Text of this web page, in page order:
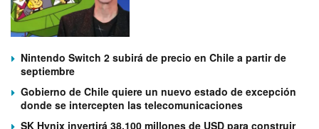
Nintendo Switch 2 subirá de precio en Chile a partir de
septiembre
Gobierno de Chile quiere un nuevo estado de excepción
donde se intercepten las telecomunicaciones
SK Hynix invertirá 38.100 millones de USD para construir